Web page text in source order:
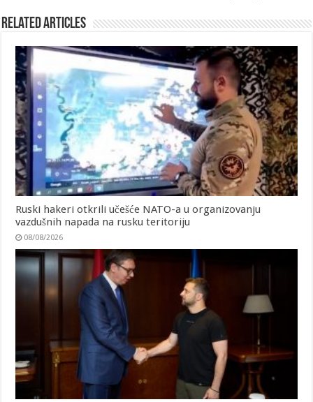
Related Articles
Ruski hakeri otkrili učešće NATO-a u organizovanju
vazdušnih napada na rusku teritoriju
08/08/2026